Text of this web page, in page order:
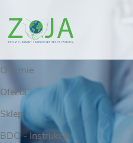
O firmie
Oferta
Sklep
BDO - Instrukcje